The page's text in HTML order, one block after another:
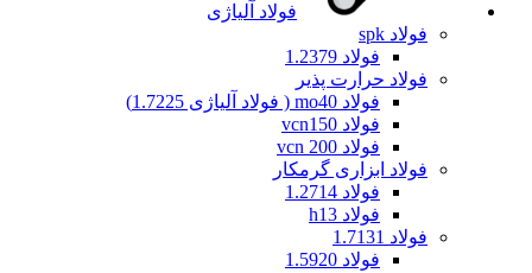
فولاد آلیاژی
فولاد spk
فولاد 1.2379
فولاد حرارت پذیر
فولاد mo40 ( فولاد آلیاژی 1.7225)
فولاد vcn150
فولاد vcn 200
فولاد ابزاری گرمکار
فولاد 1.2714
فولاد h13
فولاد 1.7131
فولاد 1.5920